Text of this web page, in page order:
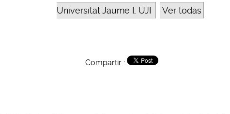
Universitat Jaume I, UJI Ver todas
Compartir :